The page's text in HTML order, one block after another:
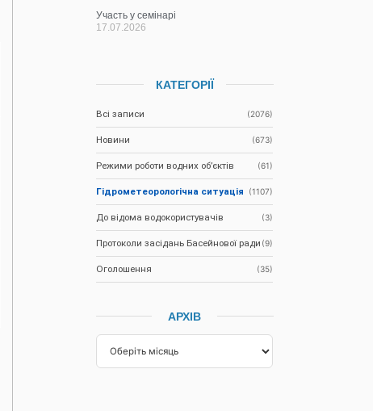
Участь у семінарі
17.07.2026
КАТЕГОРІЇ
Всі записи (2076)
Новини (673)
Режими роботи водних об’єктів (61)
Гідрометеорологічна ситуація (1107)
До відома водокористувачів (3)
Протоколи засідань Басейнової ради (9)
Оголошення (35)
АРХІВ